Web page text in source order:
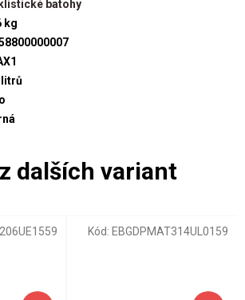
batohy
kg
litrů
Kód: EBGDPMAT314UL0159